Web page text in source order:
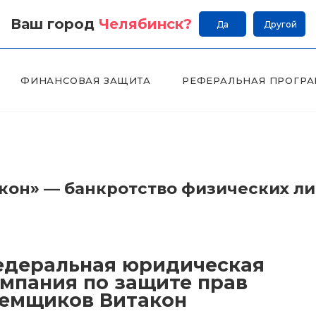
Ваш город Челябинск? Да Другой
ФИНАНСОВАЯ ЗАЩИТА РЕФЕРАЛЬНАЯ
— банкротство физических
юридическая
по защите прав
Витакон